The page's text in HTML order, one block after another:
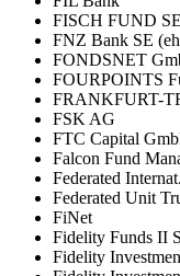
FISCH FUND
FNZ Bank SE
FONDSNET
FOURPOINTS
FRANKFURT-
FSK AG
FTC Capital
Falcon Fund
Federated
Federated Unit
FiNet
Fidelity Funds II
Fidelity